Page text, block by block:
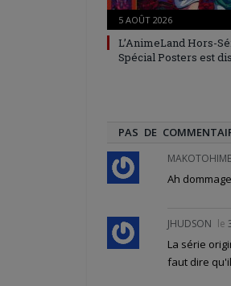
5 AOÛT 2026
L’AnimeLand Hors-
Spécial Posters est
PAS DE
MAKOTOHIME
Ah dommage
JHUDSON le
La série
faut dire